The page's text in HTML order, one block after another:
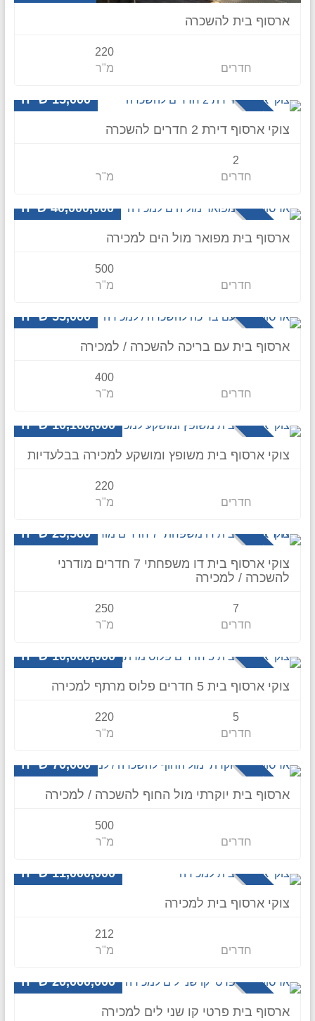
ארסוף בית להשכרה
חדרים
220
מ"ר
להשכרה
15,000 ש״ח
צוקי ארסוף דירת 2 חדרים להשכרה
2
חדרים
מ"ר
למכירה
40,000,000 ש"ח
ארסוף בית מפואר מול הים למכירה
חדרים
500
מ"ר
להשכרה
55,000 ש״ח
ארסוף בית עם בריכה להשכרה / למכירה
חדרים
400
מ"ר
למכירה
10,100,000 ש״ח
צוקי ארסוף בית משופץ ומושקע למכירה בבלעדיות
חדרים
220
מ"ר
להשכרה
25,500 ש״ח
צוקי ארסוף בית דו משפחתי 7 חדרים מודרני
להשכרה / למכירה
7
חדרים
250
מ"ר
למכירה
10,000,000 ש״ח
צוקי ארסוף בית 5 חדרים פלוס מרתף למכירה
5
חדרים
220
מ"ר
להשכרה
70,000 ש״ח
ארסוף בית יוקרתי מול החוף להשכרה / למכירה
חדרים
500
מ"ר
למכירה
11,000,000 ש״ח
צוקי ארסוף בית למכירה
חדרים
212
מ"ר
למכירה
20,000,000 ש״ח
ארסוף בית פרטי קו שני לים למכירה